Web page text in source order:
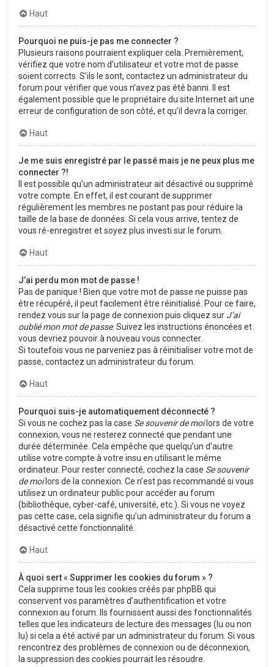
Haut
Pourquoi ne puis-je pas me connecter ?
Plusieurs raisons pourraient expliquer cela. Premièrement,
vérifiez que votre nom d’utilisateur et votre mot de passe
soient corrects. S’ils le sont, contactez un administrateur du
forum pour vérifier que vous n’avez pas été banni. Il est
également possible que le propriétaire du site Internet ait une
erreur de configuration de son côté, et qu’il devra la corriger.
Haut
Je me suis enregistré par le passé mais je ne peux plus me
connecter ?!
Il est possible qu’un administrateur ait désactivé ou supprimé
votre compte. En effet, il est courant de supprimer
régulièrement les membres ne postant pas pour réduire la
taille de la base de données. Si cela vous arrive, tentez de
vous ré-enregistrer et soyez plus investi sur le forum.
Haut
J’ai perdu mon mot de passe !
Pas de panique ! Bien que votre mot de passe ne puisse pas
être récupéré, il peut facilement être réinitialisé. Pour ce faire,
rendez vous sur la page de connexion puis cliquez sur J’ai
oublié mon mot de passe. Suivez les instructions énoncées et
vous devriez pouvoir à nouveau vous connecter.
Si toutefois vous ne parveniez pas à réinitialiser votre mot de
passe, contactez un administrateur du forum.
Haut
Pourquoi suis-je automatiquement déconnecté ?
Si vous ne cochez pas la case Se souvenir de moilors de votre
connexion, vous ne resterez connecté que pendant une
durée déterminée. Cela empêche que quelqu’un d’autre
utilise votre compte à votre insu en utilisant le même
ordinateur. Pour rester connecté, cochez la case Se souvenir
de moilors de la connexion. Ce n’est pas recommandé si vous
utilisez un ordinateur public pour accéder au forum
(bibliothèque, cyber-café, université, etc.). Si vous ne voyez
pas cette case, cela signifie qu’un administrateur du forum a
désactivé cette fonctionnalité.
Haut
À quoi sert « Supprimer les cookies du forum » ?
Cela supprime tous les cookies créés par phpBB qui
conservent vos paramètres d’authentification et votre
connexion au forum. Ils fournissent aussi des fonctionnalités
telles que les indicateurs de lecture des messages (lu ou non
lu) si cela a été activé par un administrateur du forum. Si vous
rencontrez des problèmes de connexion ou de déconnexion,
la suppression des cookies pourrait les résoudre.